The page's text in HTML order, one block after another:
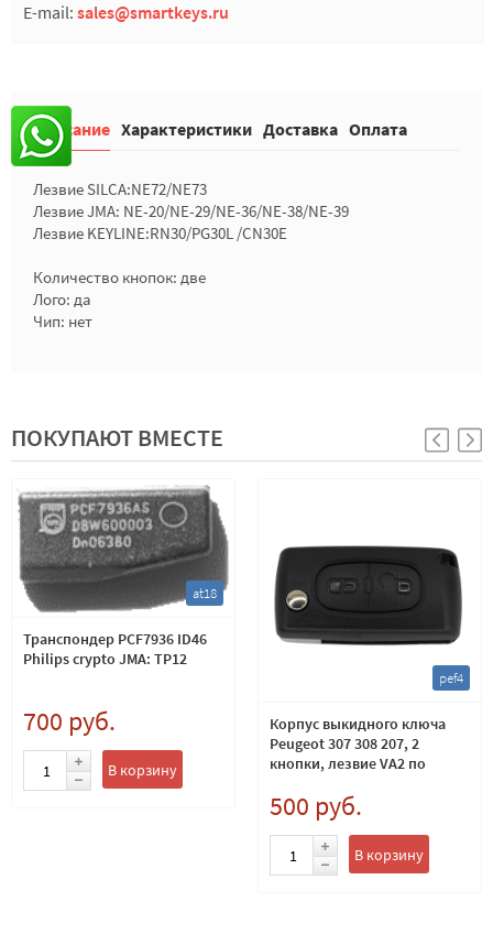
E-mail: sales@smartkeys.ru
Описание Характеристики Доставка Оплата
Лезвие SILCA:NE72/NE73
Лезвие JMA: NE-20/NE-29/NE-36/NE-38/NE-39
Лезвие KEYLINE:RN30/PG30L /CN30E
Количество кнопок: две
Лого: да
Чип: нет
ПОКУПАЮТ ВМЕСТЕ
at18
Транспондер PCF7936 ID46
Philips crypto JMA: TP12
700 руб.
В корзину
pef4
Корпус выкидного ключа
Peugeot 307 308 207, 2
кнопки, лезвие VA2 по
500 руб.
В корзину